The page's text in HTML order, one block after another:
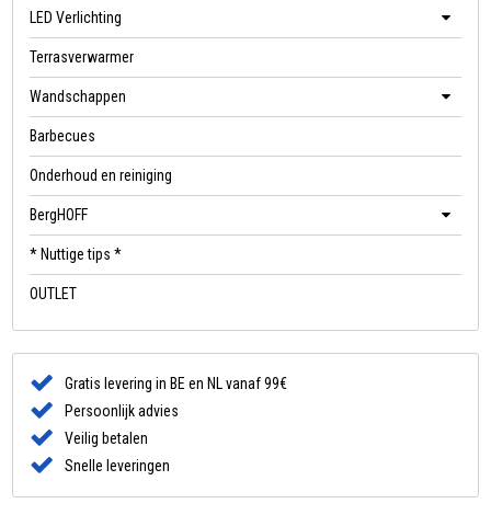
LED Verlichting
Terrasverwarmer
Wandschappen
Barbecues
Onderhoud en reiniging
BergHOFF
* Nuttige tips *
OUTLET
Gratis levering in BE en NL vanaf 99€
Persoonlijk advies
Veilig betalen
Snelle leveringen